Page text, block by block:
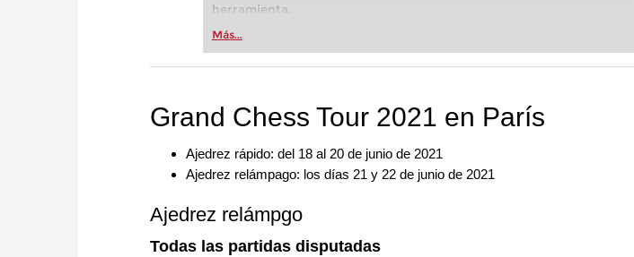
herramienta.
Más...
Grand Chess Tour 2021 en París
Ajedrez rápido: del 18 al 20 de junio de 2021
Ajedrez relámpago: los días 21 y 22 de junio de 2021
Ajedrez relámpgo
Todas las partidas disputadas